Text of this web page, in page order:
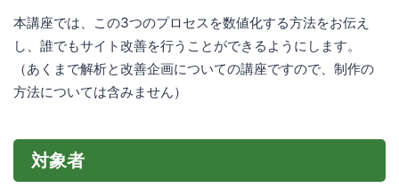
本講座では、この3つのプロセスを数値化する方法をお伝え
し、誰でもサイト改善を行うことができるようにします。
（あくまで解析と改善企画についての講座ですので、制作の
方法については含みません）
対象者